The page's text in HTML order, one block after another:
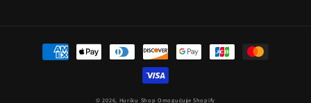
Načini
plaćanja
© 2026, Huriku Shop Omogućuje Shopify